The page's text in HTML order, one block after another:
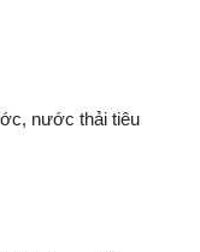
nước thải tiêu